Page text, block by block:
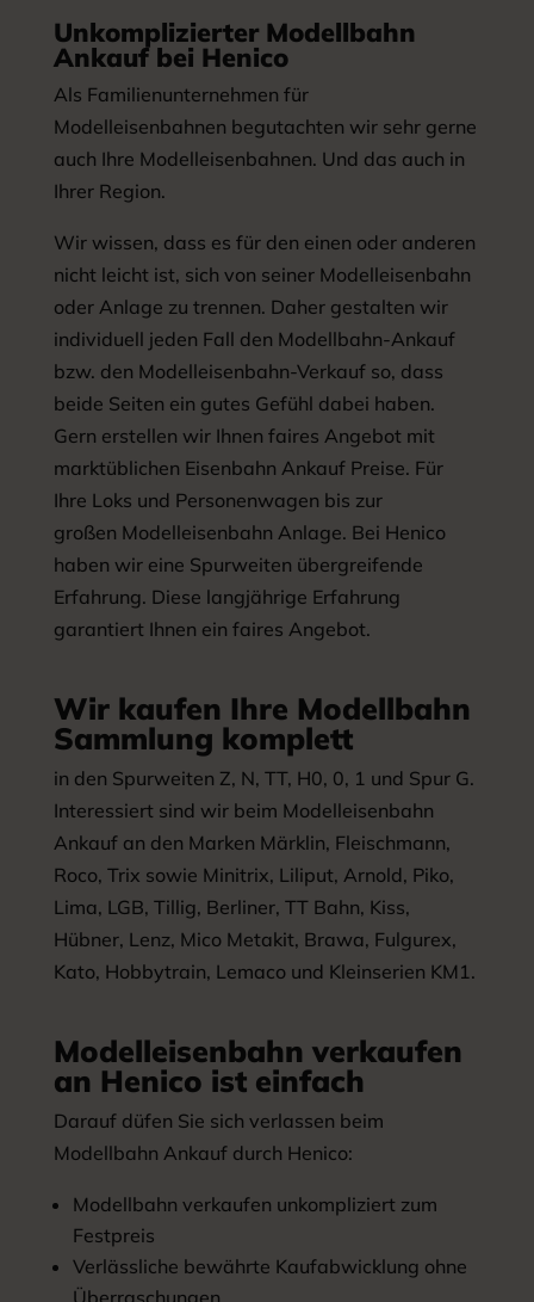
Unkomplizierter Modellbahn
Ankauf bei Henico
Als Familienunternehmen für
Modelleisenbahnen begutachten wir sehr gerne
auch Ihre Modelleisenbahnen. Und das auch in
Ihrer Region.
Wir wissen, dass es für den einen oder anderen
nicht leicht ist, sich von seiner Modelleisenbahn
oder Anlage zu trennen. Daher gestalten wir
individuell jeden Fall den Modellbahn-Ankauf
bzw. den Modelleisenbahn-Verkauf so, dass
beide Seiten ein gutes Gefühl dabei haben.
Gern erstellen wir Ihnen faires Angebot mit
marktüblichen Eisenbahn Ankauf Preise. Für
Ihre Loks und Personenwagen bis zur
großen Modelleisenbahn Anlage. Bei Henico
haben wir eine Spurweiten übergreifende
Erfahrung. Diese langjährige Erfahrung
garantiert Ihnen ein faires Angebot.
Wir kaufen Ihre Modellbahn
Sammlung komplett
in den Spurweiten Z, N, TT, H0, 0, 1 und Spur G.
Interessiert sind wir beim Modelleisenbahn
Ankauf an den Marken Märklin, Fleischmann,
Roco, Trix sowie Minitrix, Liliput, Arnold, Piko,
Lima, LGB, Tillig, Berliner, TT Bahn, Kiss,
Hübner, Lenz, Mico Metakit, Brawa, Fulgurex,
Kato, Hobbytrain, Lemaco und Kleinserien KM1.
Modelleisenbahn verkaufen
an Henico ist einfach
Darauf düfen Sie sich verlassen beim
Modellbahn Ankauf durch Henico:
Modellbahn verkaufen unkompliziert zum
Festpreis
Verlässliche bewährte Kaufabwicklung ohne
Überraschungen